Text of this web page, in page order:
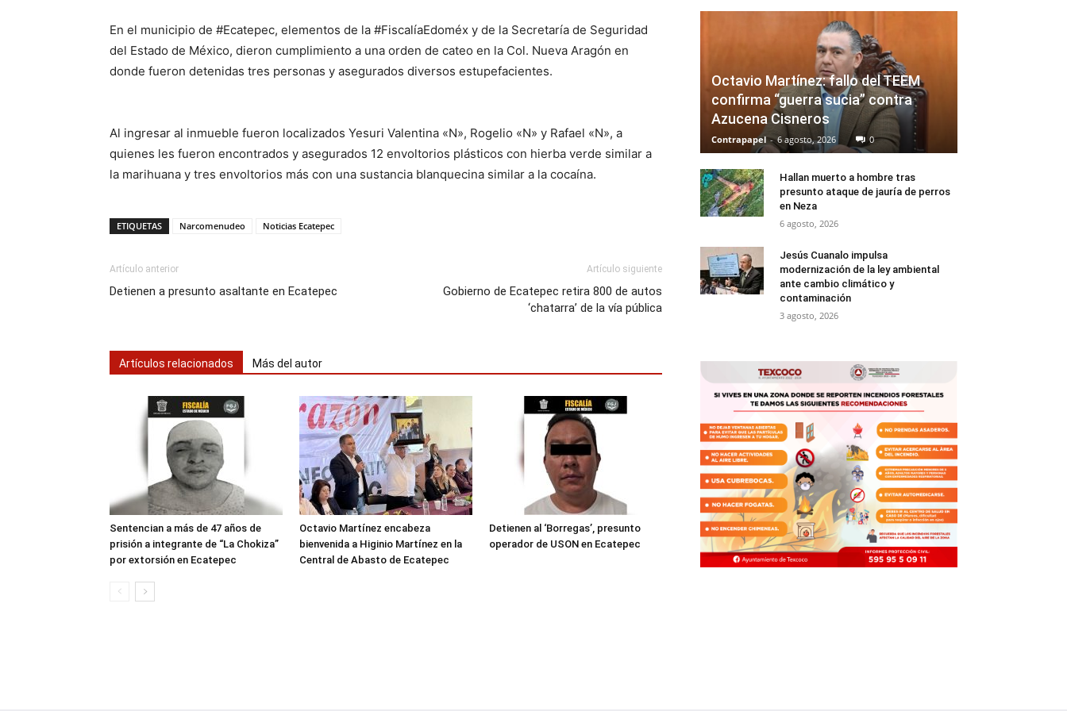
En el municipio de #Ecatepec, elementos de la #FiscalíaEdoméx y de la Secretaría de Seguridad
del Estado de México, dieron cumplimiento a una orden de cateo en la Col. Nueva Aragón en
donde fueron detenidas tres personas y asegurados diversos estupefacientes.
Al ingresar al inmueble fueron localizados Yesuri Valentina «N», Rogelio «N» y Rafael «N», a
quienes les fueron encontrados y asegurados 12 envoltorios plásticos con hierba verde similar a
la marihuana y tres envoltorios más con una sustancia blanquecina similar a la cocaína.
ETIQUETAS Narcomenudeo Noticias Ecatepec
Artículo anterior
Detienen a presunto asaltante en Ecatepec
Artículo siguiente
Gobierno de Ecatepec retira 800 de autos
‘chatarra’ de la vía pública
Artículos relacionados Más del autor
Sentencian a más de 47 años de
prisión a integrante de “La Chokiza”
por extorsión en Ecatepec
Octavio Martínez encabeza
bienvenida a Higinio Martínez en la
Central de Abasto de Ecatepec
Detienen al ‘Borregas’, presunto
operador de USON en Ecatepec
Octavio Martínez: fallo del TEEM
confirma “guerra sucia” contra
Azucena Cisneros
Contrapapel - 6 agosto, 2026 0
Hallan muerto a hombre tras
presunto ataque de jauría de perros
en Neza
6 agosto, 2026
Jesús Cuanalo impulsa
modernización de la ley ambiental
ante cambio climático y
contaminación
3 agosto, 2026